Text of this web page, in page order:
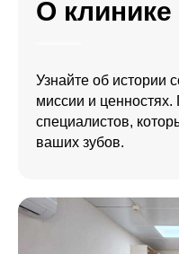
О клинике
Узнайте об истории
миссии и ценностях.
специалистов,
ваших зубов.